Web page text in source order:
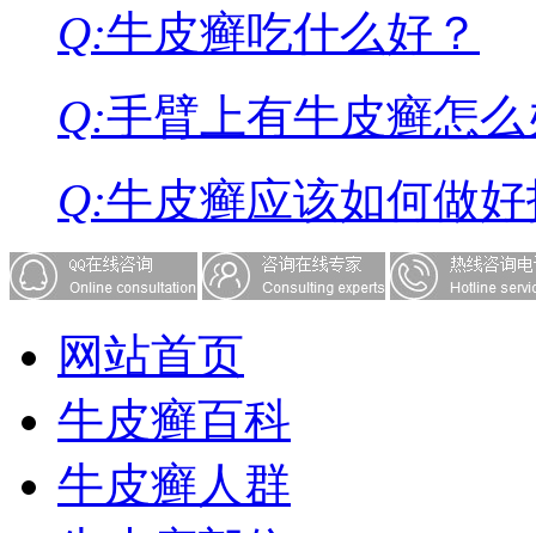
Q:牛皮癣吃什么好？
Q:手臂上有牛皮癣怎
Q:牛皮癣应该如何做
网站首页
牛皮癣百科
牛皮癣人群